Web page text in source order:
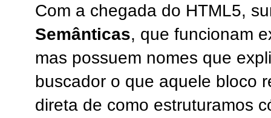
Com a chegada do HTML5,
Semânticas, que funcionam
mas possuem nomes que
buscador o que aquele bloco
direta de como estruturamos